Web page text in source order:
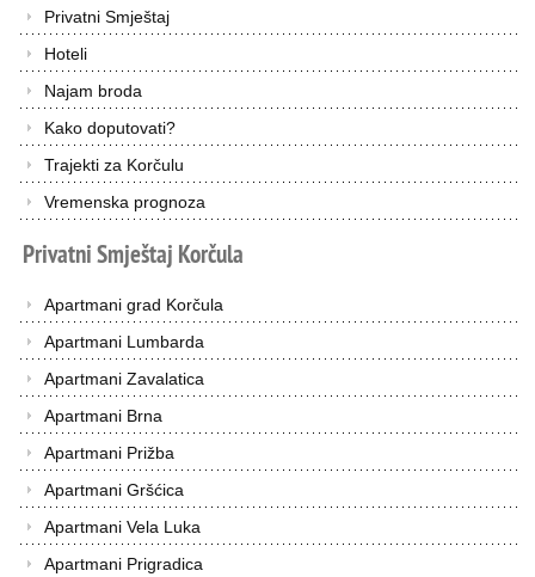
Privatni Smještaj
Hoteli
Najam broda
Kako doputovati?
Trajekti za Korčulu
Vremenska prognoza
PrivatniSmještaj Korčula
Apartmani grad Korčula
Apartmani Lumbarda
Apartmani Zavalatica
Apartmani Brna
Apartmani Prižba
Apartmani Gršćica
Apartmani Vela Luka
Apartmani Prigradica